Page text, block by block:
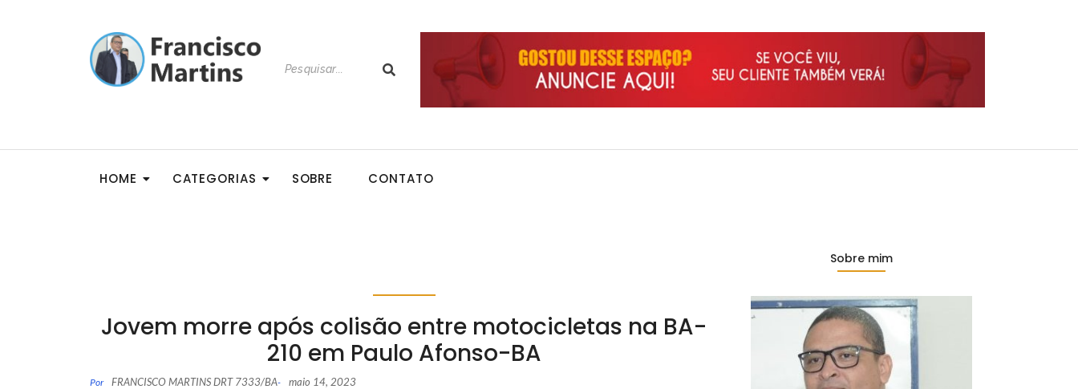
HOME CATEGORIAS SOBRE CONTATO
Jovem morre após colisão entre motocicletas na BA-
210 em Paulo Afonso-BA
Por FRANCISCO MARTINS DRT 7333/BA- maio 14, 2023
Sobre mim